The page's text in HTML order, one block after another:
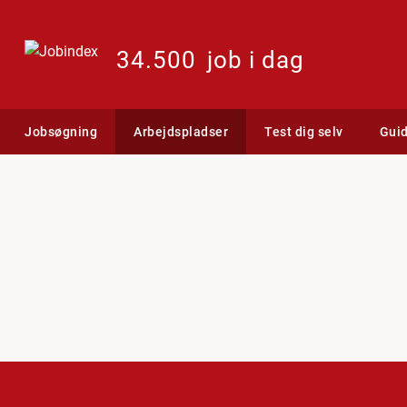
34.500 job i dag
Jobsøgning Arbejdspladser Test dig selv